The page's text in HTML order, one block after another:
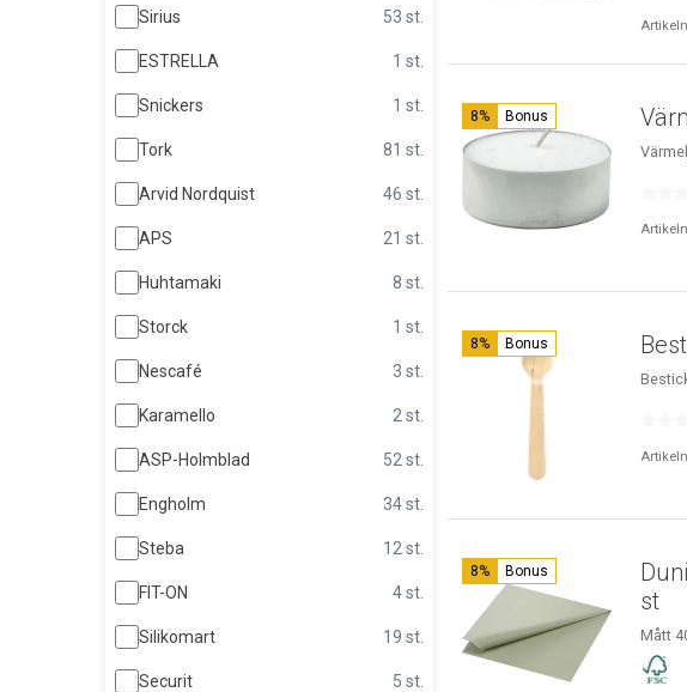
Sirius 53 st.
ESTRELLA 1 st.
Snickers 1 st.
Tork 81 st.
Arvid Nordquist 46 st.
APS 21 st.
Huhtamaki 8 st.
Storck 1 st.
Nescafé 3 st.
Karamello 2 st.
ASP-Holmblad 52 st.
Engholm 34 st.
Steba 12 st.
FIT-ON 4 st.
Silikomart 19 st.
Securit 5 st.
8% Bonus
8% Bonus
8% Bonus
st
Mått